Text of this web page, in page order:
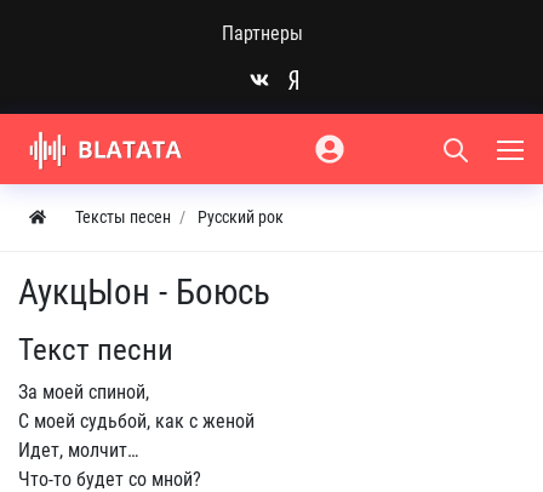
Партнеры
Тексты песен Русский рок
АукцЫон - Боюсь
Текст песни
За моей спиной,
С моей судьбой, как с женой
Идет, молчит…
Что-то будет со мной?